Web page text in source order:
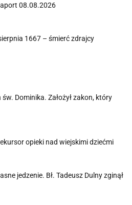
08.08.2026
1667 – śmierć zdrajcy
Dominika. Założył zakon, który
opieki nad wiejskimi dziećmi
jedzenie. Bł. Tadeusz Dulny zginął